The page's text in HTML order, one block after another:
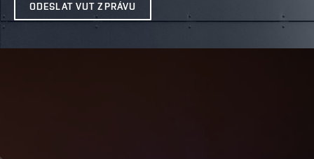
ODESLAT VUT ZPRÁVU